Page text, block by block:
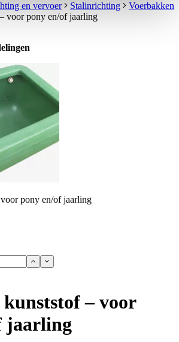
en vervoer Stalinrichting
Voerbakken
voor pony en/of jaarling
pony en/of jaarling
– voor
jaarling